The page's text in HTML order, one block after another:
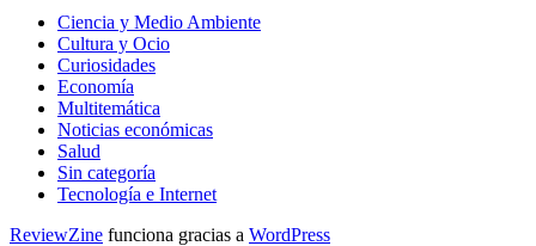
Ciencia y Medio Ambiente
Cultura y Ocio
Curiosidades
Economía
Multitemática
Noticias económicas
Salud
Sin categoría
Tecnología e Internet
ReviewZine funciona gracias a WordPress